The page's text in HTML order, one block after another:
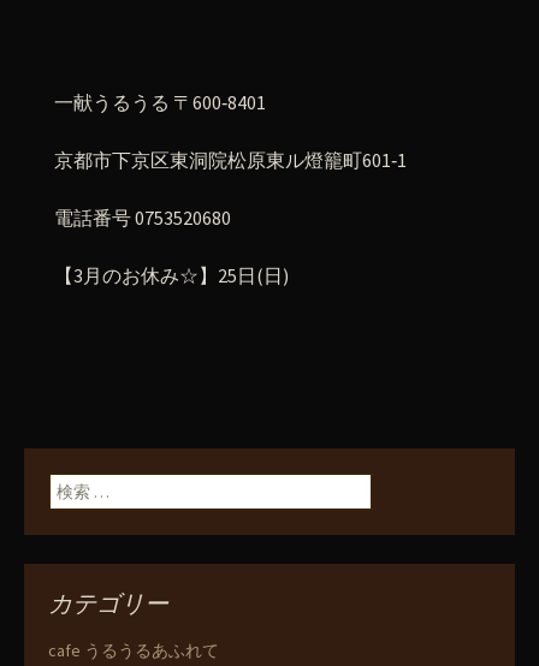
一献うるうる 〒600‐8401
京都市下京区東洞院松原東ル燈籠町601‐1
電話番号 0753520680
【3月のお休み☆】25日(日)
検索:
カテゴリー
cafe うるうるあふれて